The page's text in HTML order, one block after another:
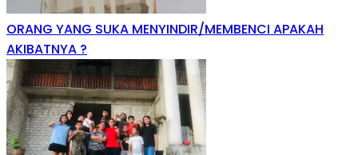
ORANG YANG SUKA MENYINDIR/MEMBENCI APAKAH
AKIBATNYA ?